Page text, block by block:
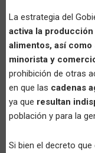
La estrategia del
activa la
alimentos, así
minorista y
prohibición de otras
en que las cadenas
ya que resultan
población y para la
Si bien el decreto